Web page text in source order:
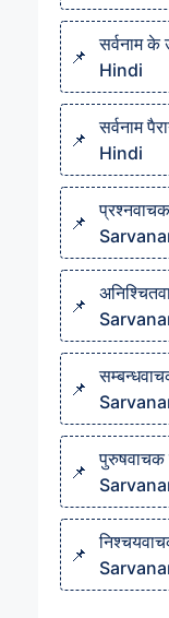
सर्वनाम
Hindi
सर्वनाम
Hindi